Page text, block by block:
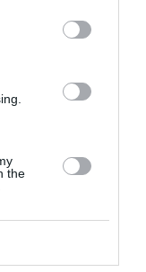
the
των
και την Αθήνα.
ανάπλασης του
επηρεάστηκε από
την εμφάνιση
την ένταξή
Αξιώτη Γ΄,
Παγκόσμιο